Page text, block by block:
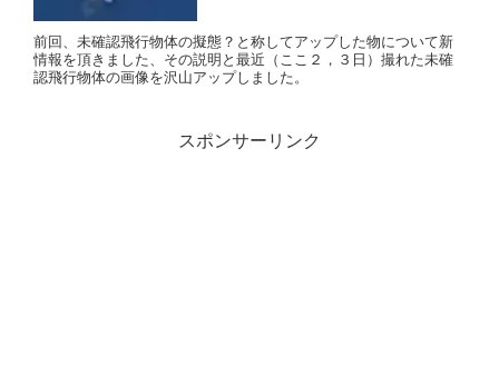
前回、未確認飛行物体の擬態？と称してアップした物について新
情報を頂きました、その説明と最近（ここ２，３日）撮れた未確
認飛行物体の画像を沢山アップしました。
スポンサーリンク